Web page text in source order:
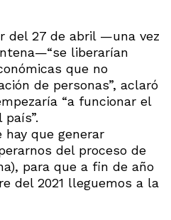
del 27 de abril —una vez
liberarían
que no
de personas”, aclaró
“a funcionar el
hay que generar
del proceso de
para que a fin de año
del 2021 lleguemos a la